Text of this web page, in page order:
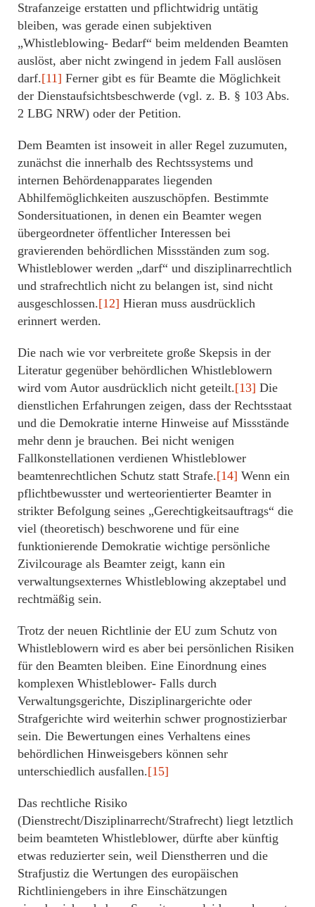
Strafanzeige erstatten und pflichtwidrig untätig
bleiben, was gerade einen subjektiven
„Whistleblowing- Bedarf“ beim meldenden Beamten
auslöst, aber nicht zwingend in jedem Fall auslösen
darf.[11] Ferner gibt es für Beamte die Möglichkeit
der Dienstaufsichtsbeschwerde (vgl. z. B. § 103 Abs.
2 LBG NRW) oder der Petition.
Dem Beamten ist insoweit in aller Regel zuzumuten,
zunächst die innerhalb des Rechtssystems und
internen Behördenapparates liegenden
Abhilfemöglichkeiten auszuschöpfen. Bestimmte
Sondersituationen, in denen ein Beamter wegen
übergeordneter öffentlicher Interessen bei
gravierenden behördlichen Missständen zum sog.
Whistleblower werden „darf“ und disziplinarrechtlich
und strafrechtlich nicht zu belangen ist, sind nicht
ausgeschlossen.[12] Hieran muss ausdrücklich
erinnert werden.
Die nach wie vor verbreitete große Skepsis in der
Literatur gegenüber behördlichen Whistleblowern
wird vom Autor ausdrücklich nicht geteilt.[13] Die
dienstlichen Erfahrungen zeigen, dass der Rechtsstaat
und die Demokratie interne Hinweise auf Missstände
mehr denn je brauchen. Bei nicht wenigen
Fallkonstellationen verdienen Whistleblower
beamtenrechtlichen Schutz statt Strafe.[14] Wenn ein
pflichtbewusster und werteorientierter Beamter in
strikter Befolgung seines „Gerechtigkeitsauftrags“ die
viel (theoretisch) beschworene und für eine
funktionierende Demokratie wichtige persönliche
Zivilcourage als Beamter zeigt, kann ein
verwaltungsexternes Whistleblowing akzeptabel und
rechtmäßig sein.
Trotz der neuen Richtlinie der EU zum Schutz von
Whistleblowern wird es aber bei persönlichen Risiken
für den Beamten bleiben. Eine Einordnung eines
komplexen Whistleblower- Falls durch
Verwaltungsgerichte, Disziplinargerichte oder
Strafgerichte wird weiterhin schwer prognostizierbar
sein. Die Bewertungen eines Verhaltens eines
behördlichen Hinweisgebers können sehr
unterschiedlich ausfallen.[15]
Das rechtliche Risiko
(Dienstrecht/Disziplinarrecht/Strafrecht) liegt letztlich
beim beamteten Whistleblower, dürfte aber künftig
etwas reduzierter sein, weil Dienstherren und die
Strafjustiz die Wertungen des europäischen
Richtliniengebers in ihre Einschätzungen